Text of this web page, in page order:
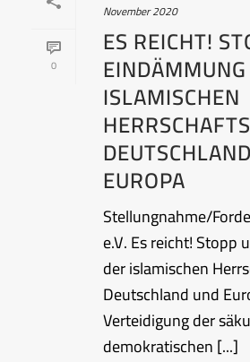
0
November 2020
ES REICHT!
ISLAMISCHEN
EUROPA
Stellungnahme/
e.V. Es reicht! Stopp
der islamischen
Deutschland und
Verteidigung der
demokratischen [...]